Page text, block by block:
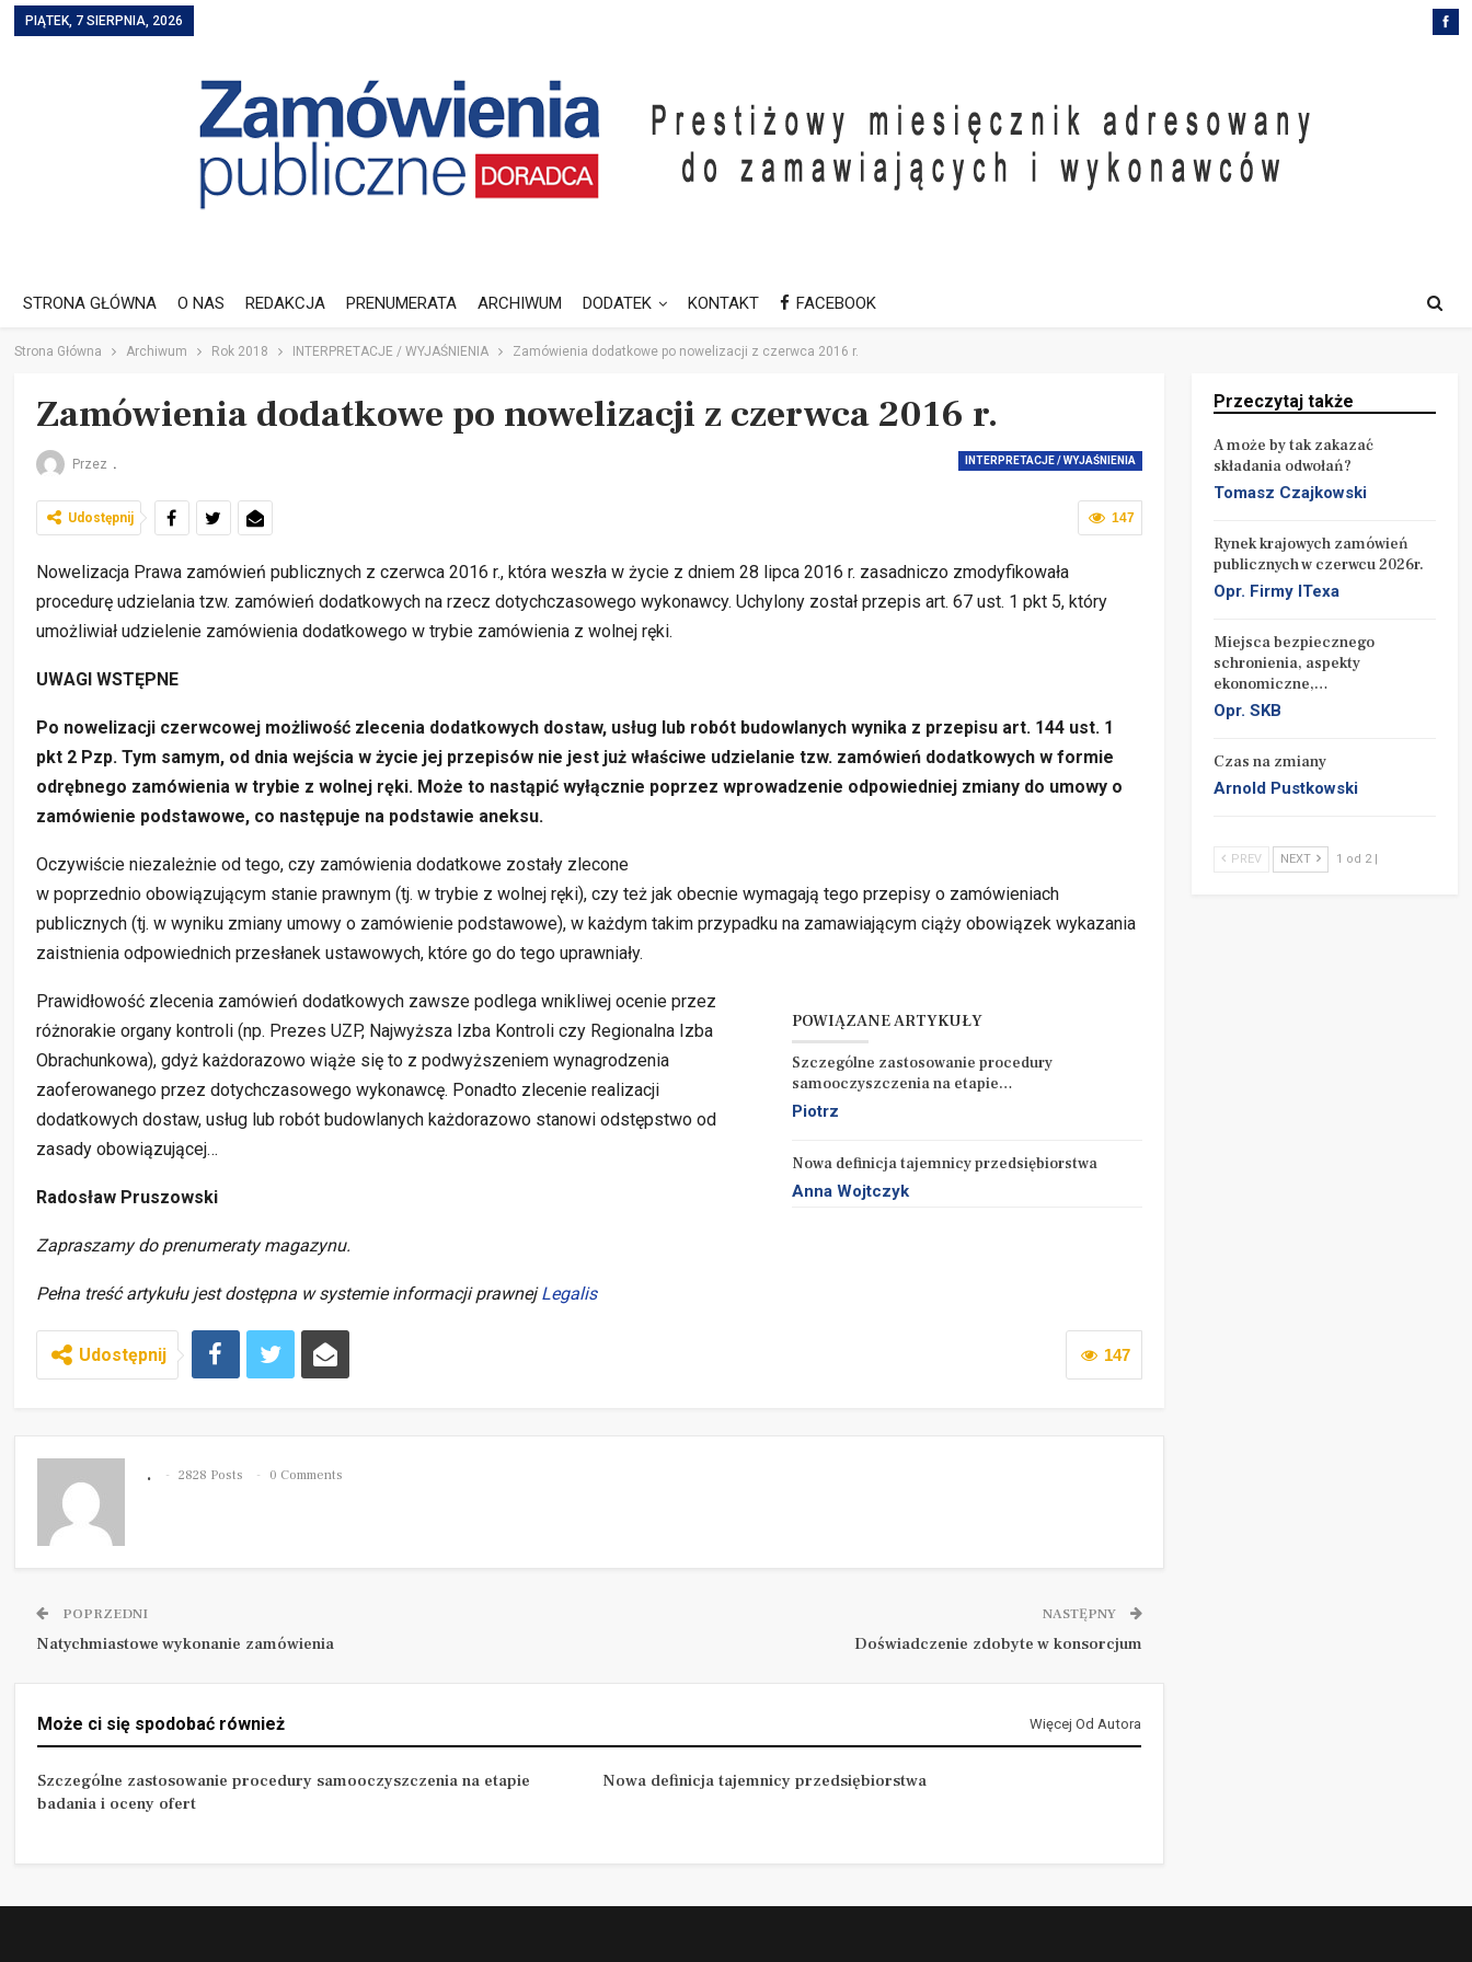
PIĄTEK, 7 SIERPNIA, 2026
STRONA GŁÓWNA O NAS REDAKCJA PRENUMERATA ARCHIWUM DODATEK KONTAKT FACEBOOK
Strona Główna Archiwum Rok 2018 INTERPRETACJE / WYJAŚNIENIA Zamówienia dodatkowe po nowelizacji z czerwca 2016 r.
Zamówienia dodatkowe po nowelizacji z czerwca 2016 r.
INTERPRETACJE / WYJAŚNIENIA
Przez .
147
Udostępnij
Nowelizacja Prawa zamówień publicznych z czerwca 2016 r., która weszła w życie z dniem 28 lipca 2016 r. zasadniczo zmodyfikowała
procedurę udzielania tzw. zamówień dodatkowych na rzecz dotychczasowego wykonawcy. Uchylony został przepis art. 67 ust. 1 pkt 5, który
umożliwiał udzielenie zamówienia dodatkowego w trybie zamówienia z wolnej ręki.
UWAGI WSTĘPNE
Po nowelizacji czerwcowej możliwość zlecenia dodatkowych dostaw, usług lub robót budowlanych wynika z przepisu art. 144 ust. 1
pkt 2 Pzp. Tym samym, od dnia wejścia w życie jej przepisów nie jest już właściwe udzielanie tzw. zamówień dodatkowych w formie
odrębnego zamówienia w trybie z wolnej ręki. Może to nastąpić wyłącznie poprzez wprowadzenie odpowiedniej zmiany do umowy o
zamówienie podstawowe, co następuje na podstawie aneksu.
Oczywiście niezależnie od tego, czy zamówienia dodatkowe zostały zlecone
w poprzednio obowiązującym stanie prawnym (tj. w trybie z wolnej ręki), czy też jak obecnie wymagają tego przepisy o zamówieniach
publicznych (tj. w wyniku zmiany umowy o zamówienie podstawowe), w każdym takim przypadku na zamawiającym ciąży obowiązek wykazania
zaistnienia odpowiednich przesłanek ustawowych, które go do tego uprawniały.
POWIĄZANE ARTYKUŁY
Szczególne zastosowanie procedury
samooczyszczenia na etapie…
Piotrz
Nowa definicja tajemnicy przedsiębiorstwa
Anna Wojtczyk
Prawidłowość zlecenia zamówień dodatkowych zawsze podlega wnikliwej ocenie przez
różnorakie organy kontroli (np. Prezes UZP, Najwyższa Izba Kontroli czy Regionalna Izba
Obrachunkowa), gdyż każdorazowo wiąże się to z podwyższeniem wynagrodzenia
zaoferowanego przez dotychczasowego wykonawcę. Ponadto zlecenie realizacji
dodatkowych dostaw, usług lub robót budowlanych każdorazowo stanowi odstępstwo od
zasady obowiązującej…
Radosław Pruszowski
Zapraszamy do prenumeraty magazynu.
Pełna treść artykułu jest dostępna w systemie informacji prawnejLegalis
147
Udostępnij
. 2828 Posts 0 Comments
POPRZEDNI
Natychmiastowe wykonanie zamówienia
NASTĘPNY
Doświadczenie zdobyte w konsorcjum
Może ci się spodobać również Więcej Od Autora
Szczególne zastosowanie procedury samooczyszczenia na etapie
badania i oceny ofert
Nowa definicja tajemnicy przedsiębiorstwa
Przeczytaj także
A może by tak zakazać
składania odwołań?
Tomasz Czajkowski
Rynek krajowych zamówień
publicznych w czerwcu 2026r.
Opr. Firmy ITexa
Miejsca bezpiecznego
schronienia, aspekty
ekonomiczne,…
Opr. SKB
Czas na zmiany
Arnold Pustkowski
PREV NEXT 1 od 2 |